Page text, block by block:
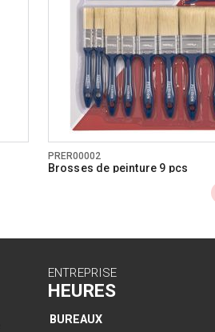
PRER00002
Brosses de peinture 9 pcs
ENTREPRISE
HEURES
BUREAUX